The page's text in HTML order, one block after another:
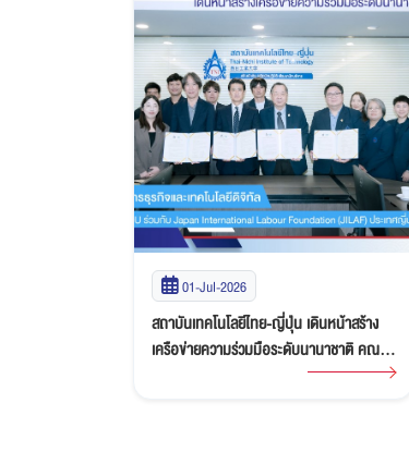
01-Jul-2026
สถาบันเทคโนโลยีไทย-ญี่ปุ่น เดินหน้าสร้าง
เครือข่ายความร่วมมือระดับนานาชาติ คณะ
บริหารธุรกิจและเทคโนโลยีดิจิทัล ลงนาม